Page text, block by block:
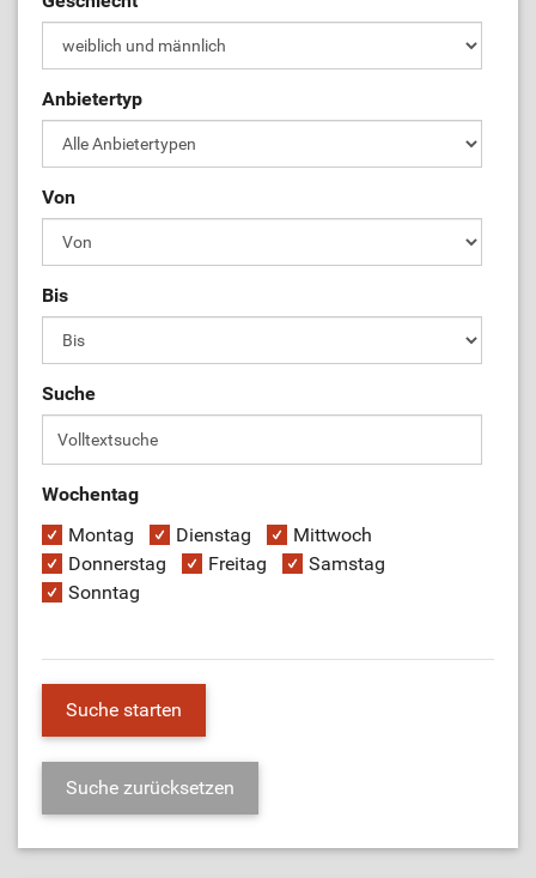
ÜL-Börse
Anbietertyp
Von
Bis
Suche
Wochentag
Montag
Dienstag
Mittwoch
Donnerstag
Freitag
Samstag
Sonntag